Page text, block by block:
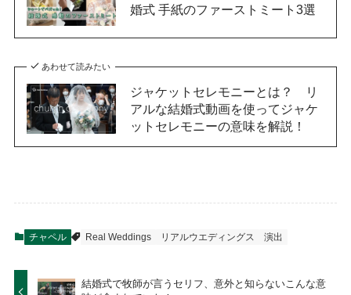
婚式 手紙のファーストミート3選
あわせて読みたい
ジャケットセレモニーとは？ リ
アルな結婚式動画を使ってジャケ
ットセレモニーの意味を解説！
チャペル Real Weddings リアルウエディングス 演出
結婚式で牧師が言うセリフ、意外と知らないこんな意